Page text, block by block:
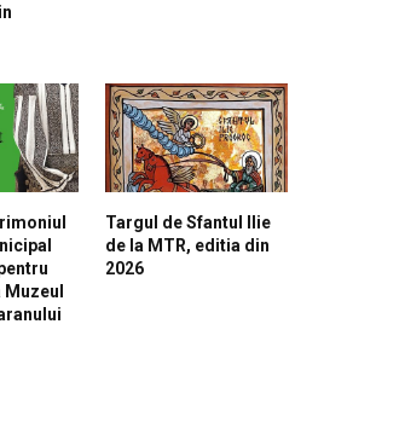
Targul de Sfantul Ilie
de la MTR, editia din
2026